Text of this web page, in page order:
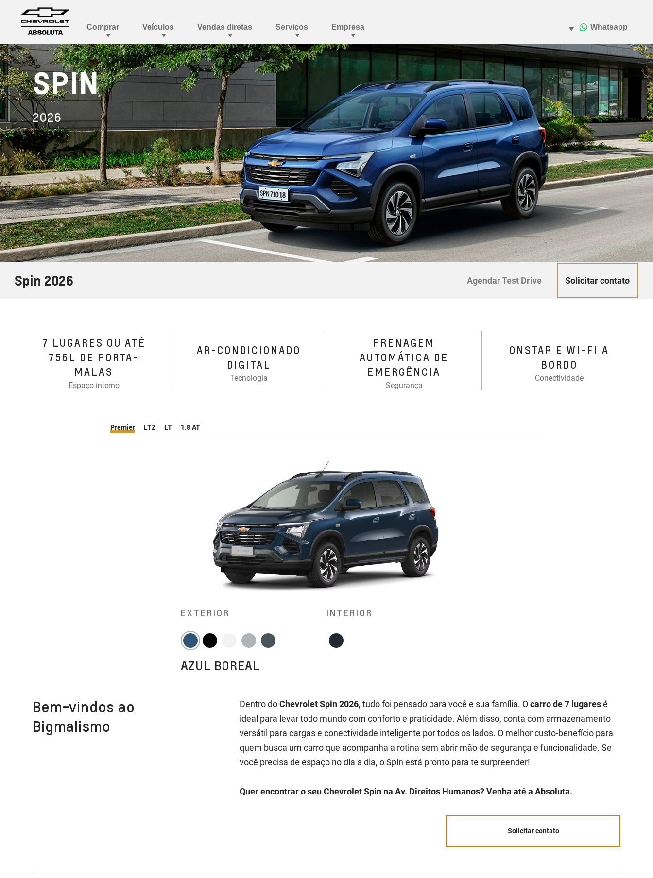
SPIN
2026
Spin 2026 Agendar Test Drive Solicitar contato
7 LUGARES OU ATÉ
756L DE PORTA-
MALAS
Espaço interno
AR-CONDICIONADO
DIGITAL
Tecnologia
FRENAGEM
AUTOMÁTICA DE
EMERGÊNCIA
Segurança
ONSTAR E WI-FI A
BORDO
Conectividade
Premier LTZ LT 1.8 AT
EXTERIOR INTERIOR
AZUL BOREAL
Bem-vindos ao
Bigmalismo
Dentro doChevrolet Spin 2026, tudo foi pensado para você e sua família. Ocarro de 7 lugaresé
ideal para levar todo mundo com conforto e praticidade. Além disso, conta com armazenamento
versátil para cargas e conectividade inteligente por todos os lados. O melhor custo-benefício para
quem busca um carro que acompanha a rotina sem abrir mão de segurança e funcionalidade. Se
você precisa de espaço no dia a dia, o Spin está pronto para te surpreender!
Quer encontrar o seu Chevrolet Spin na Av. Direitos Humanos? Venha até a Absoluta.
Solicitar contato